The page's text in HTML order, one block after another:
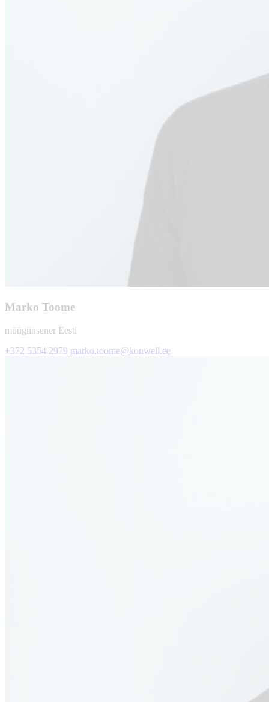
Marko Toome
müügiinsener Eesti
+372 5354 2979 marko.toome@konwell.ee